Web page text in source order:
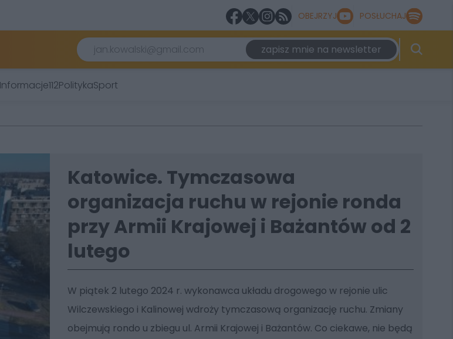
OBEJRZYJ POSŁUCHAJ
zapisz mnie na newsletter
Informacje112PolitykaSport
Katowice. Tymczasowa
organizacja ruchu w rejonie ronda
przy Armii Krajowej i Bażantów od 2
lutego
W piątek 2 lutego 2024 r. wykonawca układu drogowego w rejonie ulic
Wilczewskiego i Kalinowej wdroży tymczasową organizację ruchu. Zmiany
obejmują rondo u zbiegu ul. Armii Krajowej i Bażantów. Co ciekawe, nie będą